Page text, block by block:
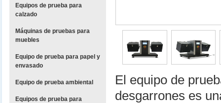
Equipos de prueba para
calzado
Máquinas de pruebas para
muebles
Equipo de prueba para papel y
envasado
Equipo de prueba ambiental
Equipos de prueba para
El equipo de
desgarrones es